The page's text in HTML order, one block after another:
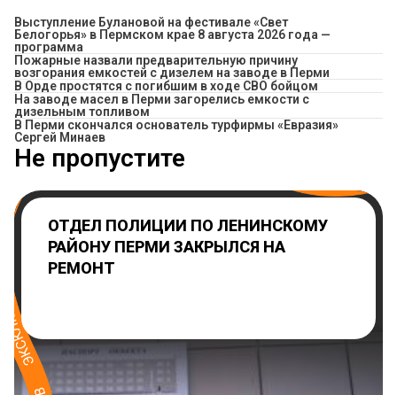
Выступление Булановой на фестивале «Свет
Белогорья» в Пермском крае 8 августа 2026 года —
программа
Пожарные назвали предварительную причину
возгорания емкостей с дизелем на заводе в Перми
В Орде простятся с погибшим в ходе СВО бойцом
На заводе масел в Перми загорелись емкости с
дизельным топливом
В Перми скончался основатель турфирмы «Евразия»
Сергей Минаев
Не пропустите
ОТДЕЛ ПОЛИЦИИ ПО ЛЕНИНСКОМУ
РАЙОНУ ПЕРМИ ЗАКРЫЛСЯ НА
РЕМОНТ